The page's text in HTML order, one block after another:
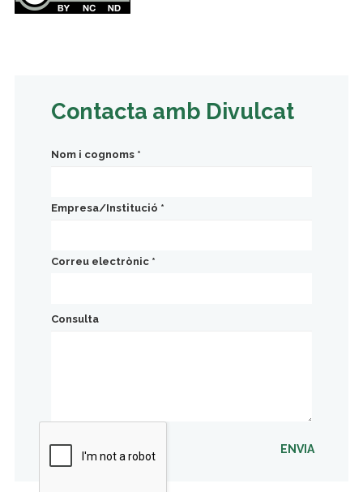
Contacta amb Divulcat
Nom i cognoms *
Empresa/Institució *
Correu electrònic *
Consulta
ENVIA